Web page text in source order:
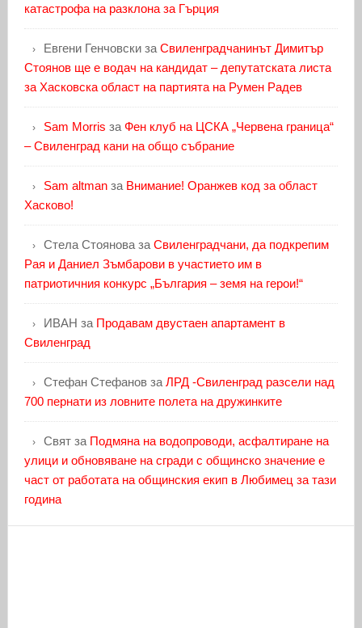
катастрофа на разклона за Гърция
Евгени Генчовскиза Свиленградчанинът Димитър
Стоянов ще е водач на кандидат – депутатската листа
за Хасковска област на партията на Румен Радев
Sam Morris за Фен клуб на ЦСКА „Червена граница“
– Свиленград кани на общо събрание
Sam altmanза Внимание! Оранжев код за област
Хасково!
Стела Стояноваза Свиленградчани, да подкрепим
Рая и Даниел Зъмбарови в участието им в
патриотичния конкурс „България – земя на герои!“
ИВАН за Продавам двустаен апартамент в
Свиленград
Стефан Стефановза ЛРД -Свиленград разсели над
700 пернати из ловните полета на дружинките
Святза Подмяна на водопроводи, асфалтиране на
улици и обновяване на сгради с общинско значение е
част от работата на общинския екип в Любимец за тази
година